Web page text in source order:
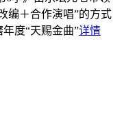
编＋合作演唱”的方式
度“天赐金曲”详情